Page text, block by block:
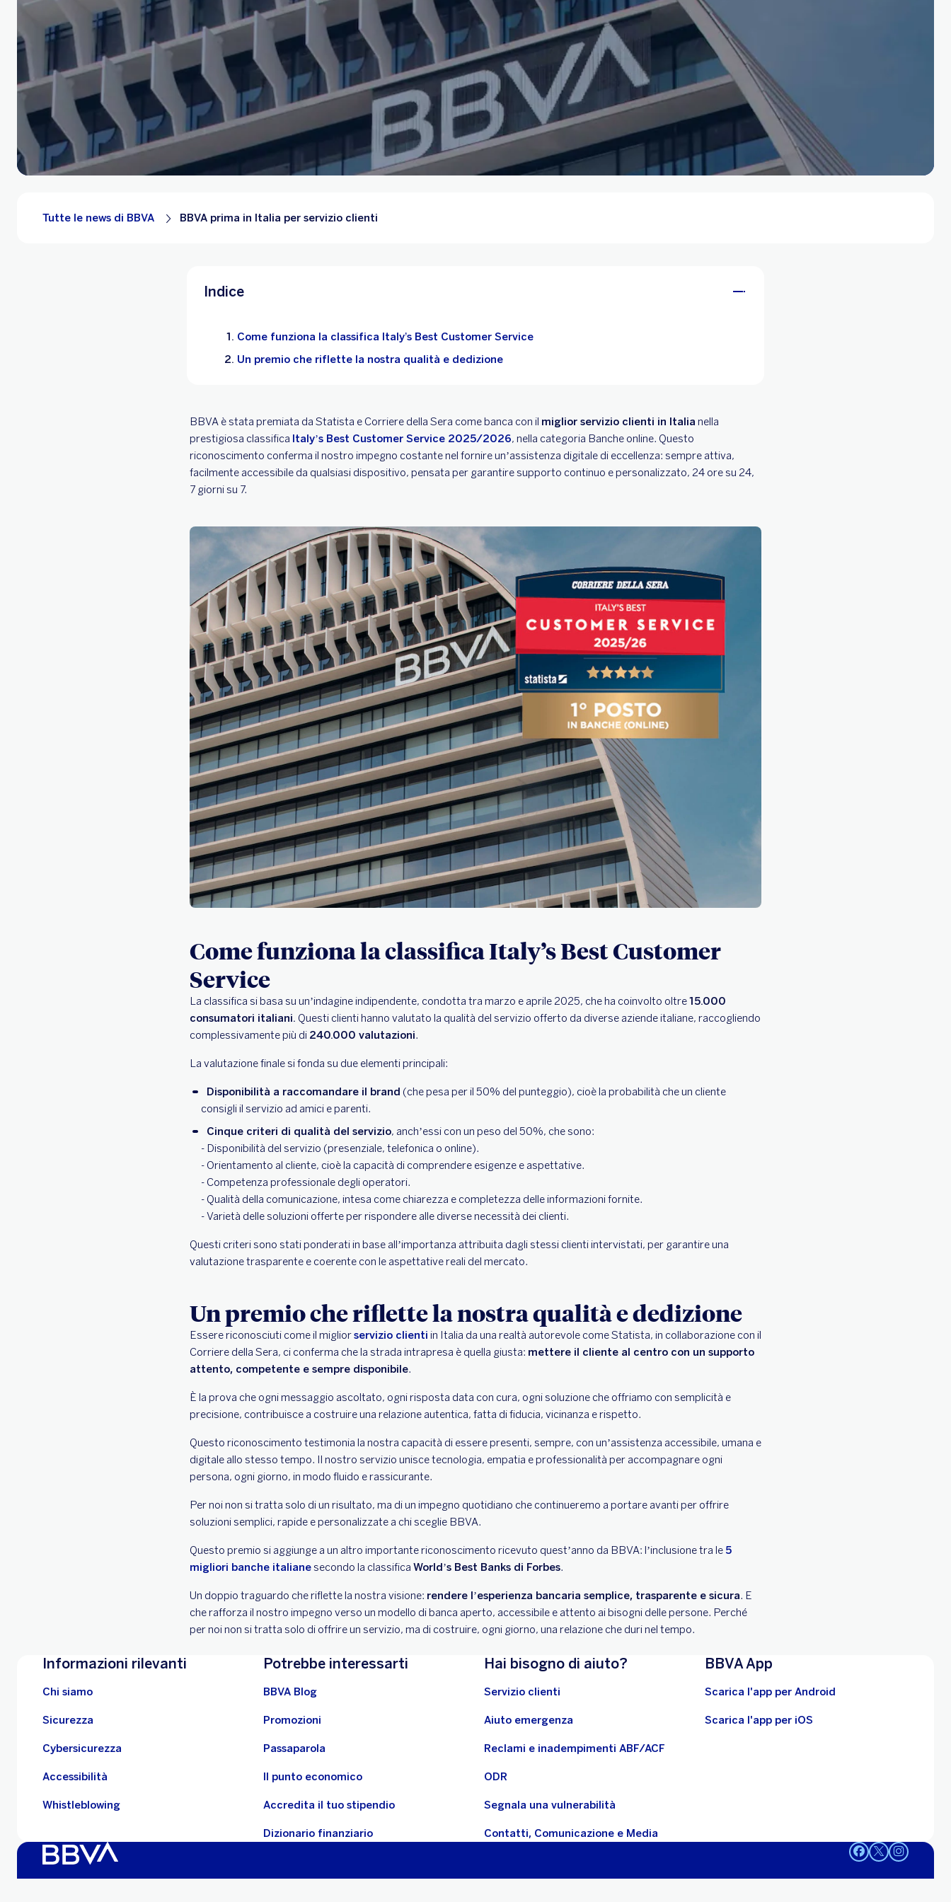
Tutte le news di BBVA BBVA prima in Italia per servizio clienti
Indice
Come funziona la classifica Italy’s Best Customer Service
Un premio che riflette la nostra qualità e dedizione
BBVA è stata premiata da Statista e Corriere della Sera come banca con il miglior servizio clienti in Italia nella
prestigiosa classifica Italy’s Best Customer Service 2025/2026, nella categoria Banche online. Questo
riconoscimento conferma il nostro impegno costante nel fornire un’assistenza digitale di eccellenza: sempre attiva,
facilmente accessibile da qualsiasi dispositivo, pensata per garantire supporto continuo e personalizzato, 24 ore su 24,
7 giorni su 7.
Come funziona la classifica Italy’s Best Customer
Service
La classifica si basa su un’indagine indipendente, condotta tra marzo e aprile 2025, che ha coinvolto oltre15.000
consumatori italiani. Questi clienti hanno valutato la qualità del servizio offerto da diverse aziende italiane, raccogliendo
complessivamente più di 240.000 valutazioni.
La valutazione finale si fonda su due elementi principali:
Disponibilità a raccomandare il brand (che pesa per il 50% del punteggio), cioè la probabilità che un cliente
consigli il servizio ad amici e parenti.
Cinque criteri di qualità del servizio, anch’essi con un peso del 50%, che sono:
- Disponibilità del servizio (presenziale, telefonica o online).
- Orientamento al cliente, cioè la capacità di comprendere esigenze e aspettative.
- Competenza professionale degli operatori.
- Qualità della comunicazione, intesa come chiarezza e completezza delle informazioni fornite.
- Varietà delle soluzioni offerte per rispondere alle diverse necessità dei clienti.
Questi criteri sono stati ponderati in base all’importanza attribuita dagli stessi clienti intervistati, per garantire una
valutazione trasparente e coerente con le aspettative reali del mercato.
Un premio che riflette la nostra qualità e dedizione
Essere riconosciuti come il migliorservizio clienti in Italia da una realtà autorevole come Statista, in collaborazione con il
Corriere della Sera, ci conferma che la strada intrapresa è quella giusta: mettere il cliente al centro con un supporto
attento, competente e sempre disponibile.
È la prova che ogni messaggio ascoltato, ogni risposta data con cura, ogni soluzione che offriamo con semplicità e
precisione, contribuisce a costruire una relazione autentica, fatta di fiducia, vicinanza e rispetto.
Questo riconoscimento testimonia la nostra capacità di essere presenti, sempre, con un’assistenza accessibile, umana e
digitale allo stesso tempo. Il nostro servizio unisce tecnologia, empatia e professionalità per accompagnare ogni
persona, ogni giorno, in modo fluido e rassicurante.
Per noi non si tratta solo di un risultato, ma di un impegno quotidiano che continueremo a portare avanti per offrire
soluzioni semplici, rapide e personalizzate a chi sceglie BBVA.
Questo premio si aggiunge a un altro importante riconoscimento ricevuto quest’anno da BBVA: l’inclusione tra le 5
migliori banche italianesecondo la classifica World’s Best Banks di Forbes.
Un doppio traguardo che riflette la nostra visione: rendere l’esperienza bancaria semplice, trasparente e sicura. E
che rafforza il nostro impegno verso un modello di banca aperto, accessibile e attento ai bisogni delle persone. Perché
per noi non si tratta solo di offrire un servizio, ma di costruire, ogni giorno, una relazione che duri nel tempo.
Informazioni rilevanti
Chi siamo
Sicurezza
Cybersicurezza
Accessibilità
Whistleblowing
Potrebbe interessarti
BBVA Blog
Promozioni
Passaparola
Il punto economico
Accredita il tuo stipendio
Dizionario finanziario
Hai bisogno di aiuto?
Servizio clienti
Aiuto emergenza
Reclami e inadempimenti ABF/ACF
ODR
Segnala una vulnerabilità
Contatti, Comunicazione e Media
BBVA App
Scarica l'app per Android
Scarica l'app per iOS